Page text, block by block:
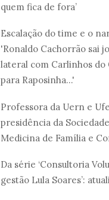
quem fica de fora’
Escalação do time e o
'Ronaldo Cachorrão sai
lateral com Carlinhos do
para Raposinha...'
Professora da Uern e
presidência da
Medicina de Família e
Da série ‘Consultoria
gestão Lula Soares’: